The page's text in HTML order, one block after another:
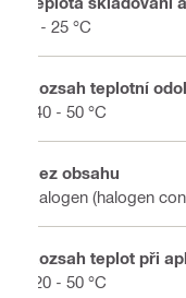
5 - 25 °C
Rozsah teplotní
-40 - 50 °C
Bez obsahu
Halogen (halogen
Rozsah teplot při
-20 - 50 °C